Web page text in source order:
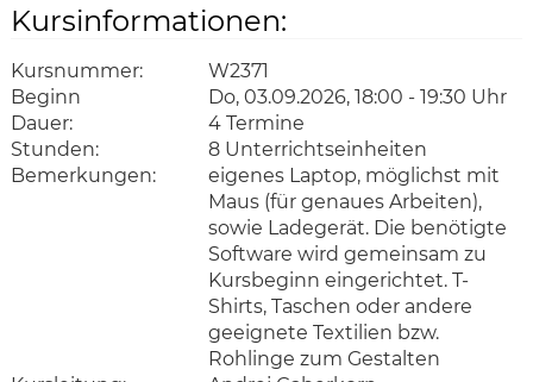
Kursinformationen:
Kursnummer:
W2371
Beginn
Do, 03.09.2026, 18:00 - 19:30 Uhr
Dauer:
4 Termine
Stunden:
8 Unterrichtseinheiten
Bemerkungen:
eigenes Laptop, möglichst mit
Maus (für genaues Arbeiten),
sowie Ladegerät. Die benötigte
Software wird gemeinsam zu
Kursbeginn eingerichtet. T-
Shirts, Taschen oder andere
geeignete Textilien bzw.
Rohlinge zum Gestalten